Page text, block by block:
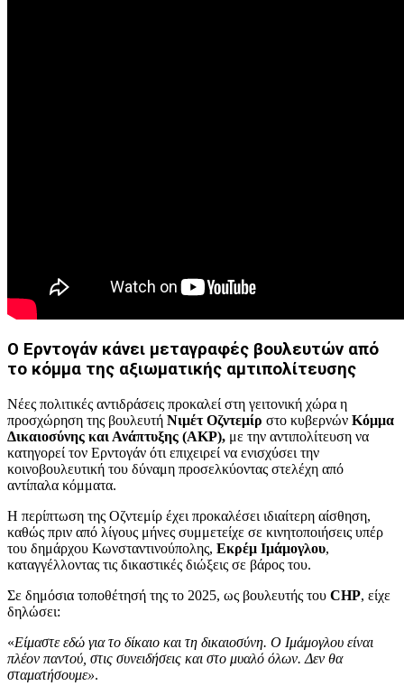
Ο Ερντογάν κάνει μεταγραφές βουλευτών από
το κόμμα της αξιωματικής αμτιπολίτευσης
Νέες πολιτικές αντιδράσεις προκαλεί στη γειτονική χώρα η
προσχώρηση της βουλευτή Νιμέτ Οζντεμίρ στο κυβερνών Κόμμα
Δικαιοσύνης και Ανάπτυξης (AKP), με την αντιπολίτευση να
κατηγορεί τον Ερντογάν ότι επιχειρεί να ενισχύσει την
κοινοβουλευτική του δύναμη προσελκύοντας στελέχη από
αντίπαλα κόμματα.
Η περίπτωση της Οζντεμίρ έχει προκαλέσει ιδιαίτερη αίσθηση,
καθώς πριν από λίγους μήνες συμμετείχε σε κινητοποιήσεις υπέρ
του δημάρχου Κωνσταντινούπολης, Εκρέμ Ιμάμογλου,
καταγγέλλοντας τις δικαστικές διώξεις σε βάρος του.
Σε δημόσια τοποθέτησή της το 2025, ως βουλευτής του CHP, είχε
δηλώσει:
«Είμαστε εδώ για το δίκαιο και τη δικαιοσύνη. Ο Ιμάμογλου είναι
πλέον παντού, στις συνειδήσεις και στο μυαλό όλων. Δεν θα
σταματήσουμε».